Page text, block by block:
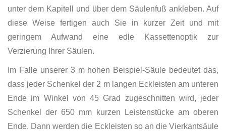
unter dem Kapitell und über dem Säulenfuß ankleben. Auf
diese Weise fertigen auch Sie in kurzer Zeit und mit
geringem Aufwand eine edle Kassettenoptik zur
Verzierung Ihrer Säulen.
Im Falle unserer 3 m hohen Beispiel-Säule bedeutet das,
dass jeder Schenkel der 2 m langen Eckleisten am unteren
Ende im Winkel von 45 Grad zugeschnitten wird, jeder
Schenkel der 650 mm kurzen Leistenstücke am oberen
Ende. Dann werden die Eckleisten so an die Vierkantsäule